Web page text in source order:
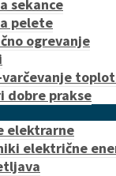
sekance
pelete
ogrevanje
varčevanje
dobre prakse
elektrarne
električne